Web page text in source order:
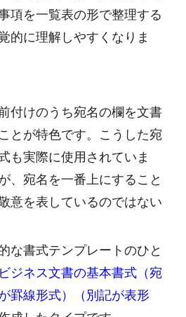
項を一覧表の形で整理する
的に理解しやすくなりま
付けのうち宛名の欄を文書
とが特色です。こうした宛
も実際に使用されていま
、宛名を一番上にすること
意を表しているのではない
な書式テンプレートのひと
ジネス文書の基本書式（宛
罫線形式）（別記が表形